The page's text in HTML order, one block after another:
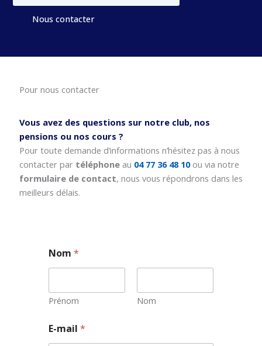
Nous contacter
Pour nous contacter
Vous avez des questions sur notre club, nos
pensions ou nos cours ?
Pour toute demande d’informations n’hésitez pas à nous
contacter par téléphoneau 04 77 36 48 10 ou via notre
formulaire de contact, nous vous répondrons dans les
meilleurs délais.
Nom*
Prénom Nom
E-mail*